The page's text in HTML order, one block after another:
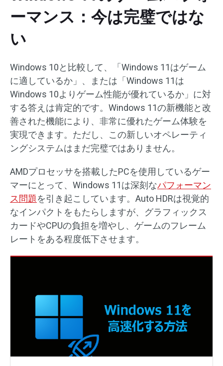
ーマンス：今は完璧ではな
い
Windows 10と比較して、「Windows 11はゲーム
に適しているか」、または「Windows 11は
Windows 10よりゲーム性能が優れているか」に対
する答えは肯定的です。Windows 11の新機能と改
善された機能により、非常に優れたゲーム体験を
実現できます。ただし、この新しいオペレーティ
ングシステムはまだ完璧ではありません。
AMDプロセッサを搭載したPCを使用しているゲー
マーにとって、Windows 11は深刻なパフォーマン
ス問題を引き起こしています。Auto HDRは視覚的
なインパクトをもたらしますが、グラフィックス
カードやCPUの負担を増やし、ゲームのフレーム
レートをある程度低下させます。